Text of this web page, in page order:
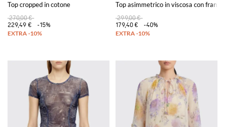
Top cropped in cotone
270,00 €
229,49 €
-15%
Top asimmetrico in viscosa con frange
299,00 €
179,40 €
-40%